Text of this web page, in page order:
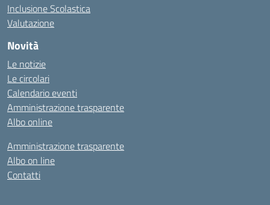
Inclusione Scolastica
Valutazione
Novità
Le notizie
Le circolari
Calendario eventi
Amministrazione trasparente
Albo online
Amministrazione trasparente
Albo on line
Contatti